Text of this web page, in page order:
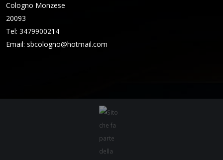
Cologno Monzese
20093
Tel: 3479900214
Email: sbcologno@hotmail.com